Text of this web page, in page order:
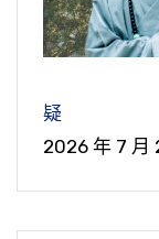
疑
2026 年 7 月